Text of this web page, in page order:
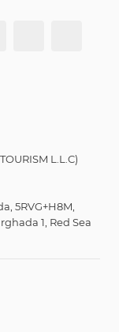
L.L.C)
5RVG+H8M,
1, Red Sea